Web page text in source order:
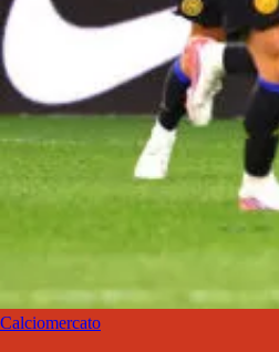
Calciomercato